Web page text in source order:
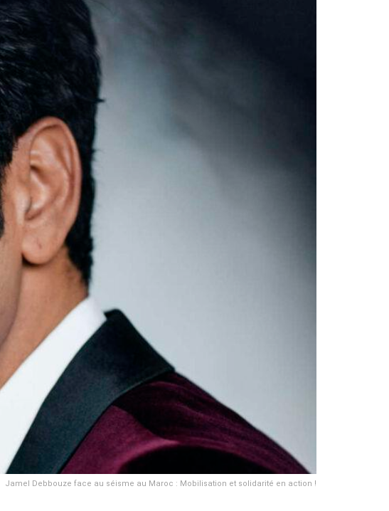
Jamel Debbouze face au séisme au Maroc : Mobilisation et solidarité en action !